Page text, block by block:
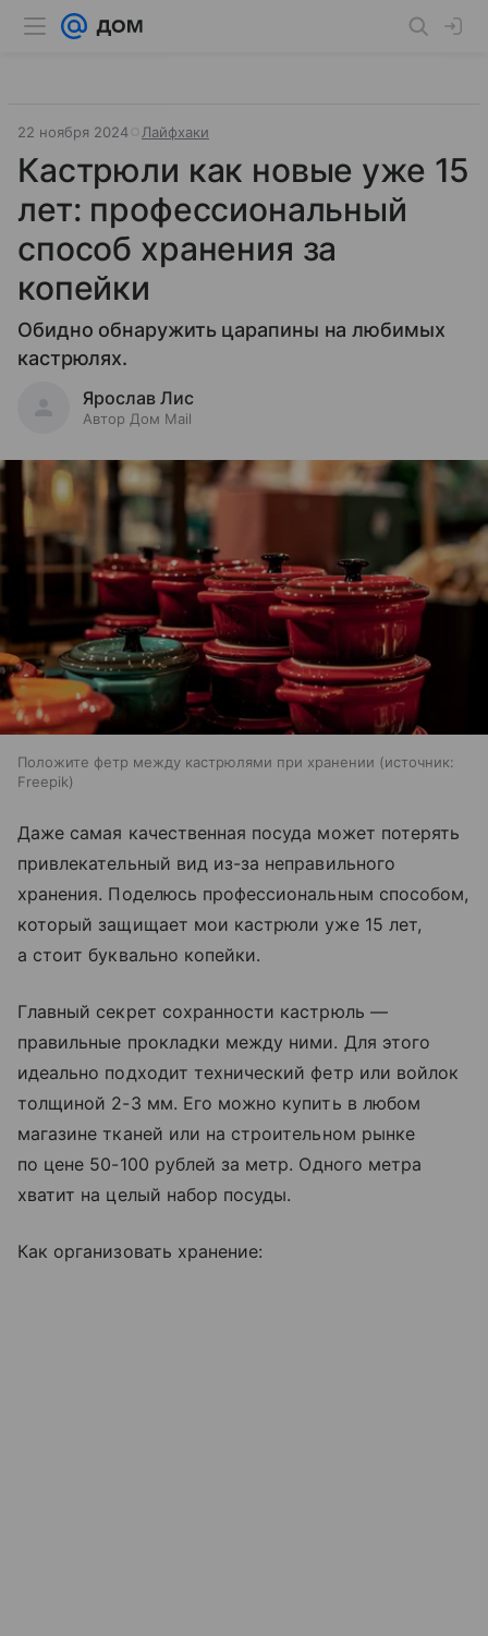
22 ноября 2024 Лайфхаки
Кастрюли как новые уже 15
лет: профессиональный
способ хранения за
копейки
Обидно обнаружить царапины на любимых
кастрюлях.
Ярослав Лис
Автор Дом Mail
Положите фетр между кастрюлями при хранении
источник:
Freepik
Даже самая качественная посуда может потерять
привлекательный вид из-за неправильного
хранения. Поделюсь профессиональным способом,
который защищает мои кастрюли уже 15 лет,
а стоит буквально копейки.
Главный секрет сохранности кастрюль —
правильные прокладки между ними. Для этого
идеально подходит технический фетр или войлок
толщиной 2-3 мм. Его можно купить в любом
магазине тканей или на строительном рынке
по цене 50-100 рублей за метр. Одного метра
хватит на целый набор посуды.
Как организовать хранение: